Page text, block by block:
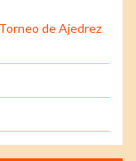
de Ajedrez